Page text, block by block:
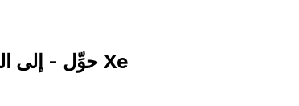
10,000 AED إلى ZWG | حوِّل - إلى الدراهم الإماراتية | إكس إي Xe